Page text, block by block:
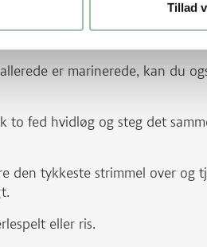
Tillad
cm, kan du også selv skære
mørbrad.
er marinerede, kan du
fed hvidløg og steg det
den tykkeste strimmel over og
eller ris.